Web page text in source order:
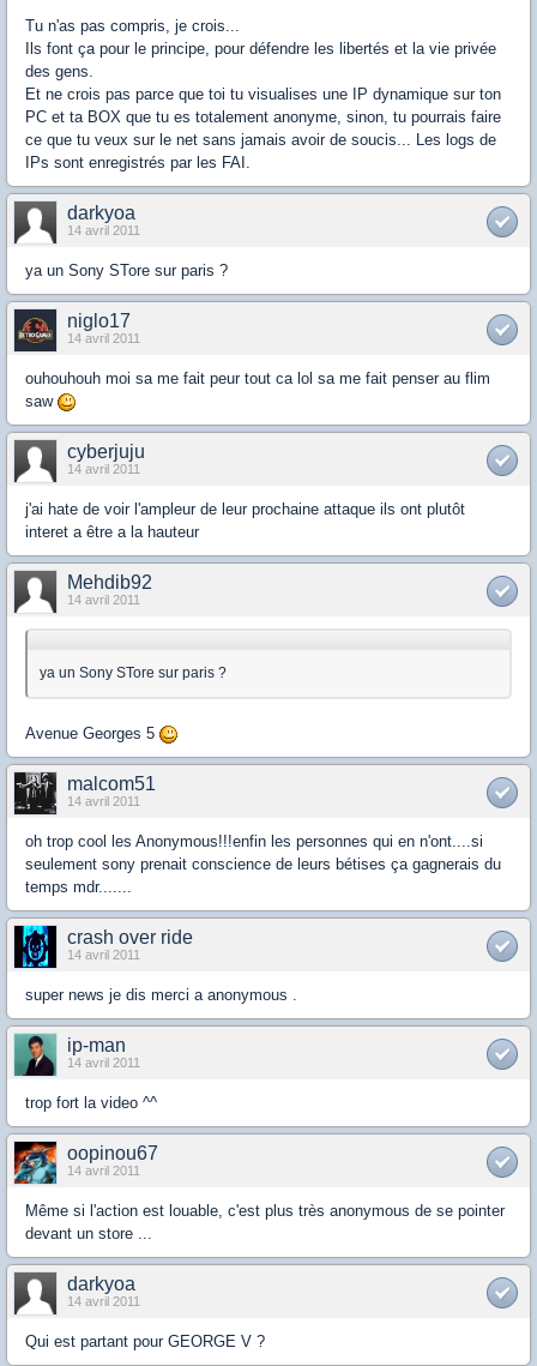
Tu n'as pas compris, je crois...
Ils font ça pour le principe, pour défendre les libertés et la vie privée
des gens.
Et ne crois pas parce que toi tu visualises une IP dynamique sur ton
PC et ta BOX que tu es totalement anonyme, sinon, tu pourrais faire
ce que tu veux sur le net sans jamais avoir de soucis... Les logs de
IPs sont enregistrés par les FAI.
darkyoa
14 avril 2011
ya un Sony STore sur paris ?
niglo17
14 avril 2011
ouhouhouh moi sa me fait peur tout ca lol sa me fait penser au flim
saw
cyberjuju
14 avril 2011
j'ai hate de voir l'ampleur de leur prochaine attaque ils ont plutôt
interet a être a la hauteur
Mehdib92
14 avril 2011
ya un Sony STore sur paris ?
Avenue Georges 5
malcom51
14 avril 2011
oh trop cool les Anonymous!!!enfin les personnes qui en n'ont....si
seulement sony prenait conscience de leurs bétises ça gagnerais du
temps mdr.......
crash over ride
14 avril 2011
super news je dis merci a anonymous .
ip-man
14 avril 2011
trop fort la video ^^
oopinou67
14 avril 2011
Même si l'action est louable, c'est plus très anonymous de se pointer
devant un store ...
darkyoa
14 avril 2011
Qui est partant pour GEORGE V ?